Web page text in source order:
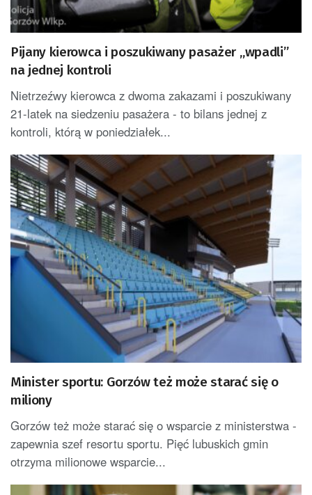
Pijany kierowca i poszukiwany pasażer „wpadli”
na jednej kontroli
Nietrzeźwy kierowca z dwoma zakazami i poszukiwany
21-latek na siedzeniu pasażera - to bilans jednej z
kontroli, którą w poniedziałek...
Minister sportu: Gorzów też może starać się o
miliony
Gorzów też może starać się o wsparcie z ministerstwa -
zapewnia szef resortu sportu. Pięć lubuskich gmin
otrzyma milionowe wsparcie...